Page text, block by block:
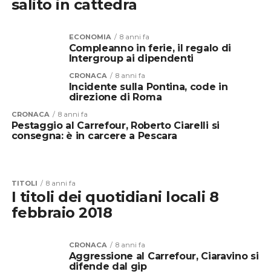
salito in cattedra
ECONOMIA 8 anni fa
Compleanno in ferie, il regalo di
Intergroup ai dipendenti
CRONACA 8 anni fa
Incidente sulla Pontina, code in
direzione di Roma
CRONACA 8 anni fa
Pestaggio al Carrefour, Roberto Ciarelli si
consegna: è in carcere a Pescara
TITOLI 8 anni fa
I titoli dei quotidiani locali 8
febbraio 2018
CRONACA 8 anni fa
Aggressione al Carrefour, Ciaravino si
difende dal gip